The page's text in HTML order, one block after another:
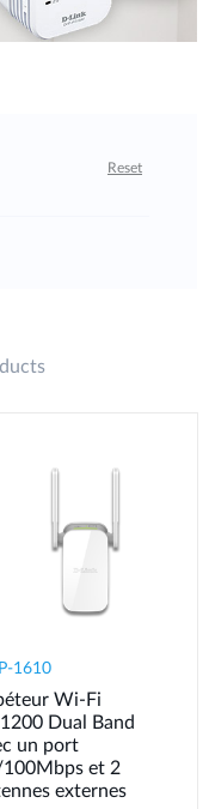
Reset
1610
Wi-Fi
Dual Band
un port
et 2
externes